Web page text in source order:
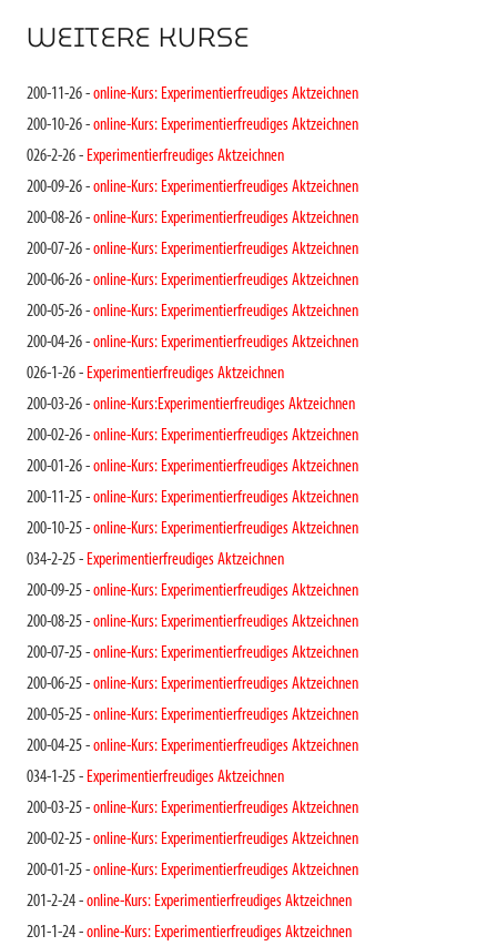
WEITERE KURSE
200-11-26 -online-Kurs: Experimentierfreudiges Aktzeichnen
200-10-26 -online-Kurs: Experimentierfreudiges Aktzeichnen
026-2-26 - Experimentierfreudiges Aktzeichnen
200-09-26 -online-Kurs: Experimentierfreudiges Aktzeichnen
200-08-26 -online-Kurs: Experimentierfreudiges Aktzeichnen
200-07-26 -online-Kurs: Experimentierfreudiges Aktzeichnen
200-06-26 -online-Kurs: Experimentierfreudiges Aktzeichnen
200-05-26 -online-Kurs: Experimentierfreudiges Aktzeichnen
200-04-26 -online-Kurs: Experimentierfreudiges Aktzeichnen
026-1-26 - Experimentierfreudiges Aktzeichnen
200-03-26 -online-Kurs:Experimentierfreudiges Aktzeichnen
200-02-26 -online-Kurs: Experimentierfreudiges Aktzeichnen
200-01-26 -online-Kurs: Experimentierfreudiges Aktzeichnen
200-11-25 -online-Kurs: Experimentierfreudiges Aktzeichnen
200-10-25 -online-Kurs: Experimentierfreudiges Aktzeichnen
034-2-25 - Experimentierfreudiges Aktzeichnen
200-09-25 -online-Kurs: Experimentierfreudiges Aktzeichnen
200-08-25 -online-Kurs: Experimentierfreudiges Aktzeichnen
200-07-25 -online-Kurs: Experimentierfreudiges Aktzeichnen
200-06-25 -online-Kurs: Experimentierfreudiges Aktzeichnen
200-05-25 -online-Kurs: Experimentierfreudiges Aktzeichnen
200-04-25 -online-Kurs: Experimentierfreudiges Aktzeichnen
034-1-25 - Experimentierfreudiges Aktzeichnen
200-03-25 -online-Kurs: Experimentierfreudiges Aktzeichnen
200-02-25 -online-Kurs: Experimentierfreudiges Aktzeichnen
200-01-25 -online-Kurs: Experimentierfreudiges Aktzeichnen
201-2-24 -online-Kurs: Experimentierfreudiges Aktzeichnen
201-1-24 -online-Kurs: Experimentierfreudiges Aktzeichnen